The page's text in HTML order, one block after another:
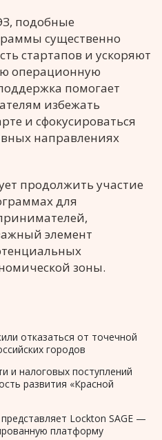
подобные
существенно
стартапов и ускоряют
операционную
помогает
избежать
и сфокусироваться
направлениях
продолжить участие
для
элемент
зоны.
отказаться от точечной
городов
и налоговых поступлений
развития «Красной
Lockton SAGE —
платформу